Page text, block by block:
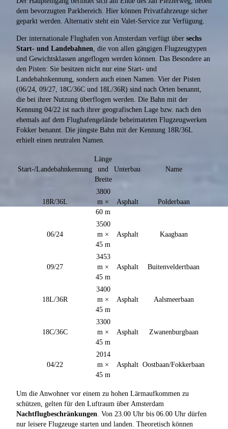
dem bevorzugten Parkbereich. Hier können Privatfahrzeuge sicher
geparkt werden. Alternativ steht ein Valet-Service zur Verfügung.
Der internationale Flughafen von Amsterdam verfügt über sechs
Start- und Landebahnen, die von allen gängigen Flugzeugtypen
und Gewichtsklassen angeflogen werden können. Das Besondere an
den Pisten: Sie besitzen nicht nur eine Start- und
Landebahnkennung, sondern auch einen Namen. Vier der Pisten
(06/24, 09/27, 18C/36C und 18L/36R) sind nach Orten benannt,
die bei ihrer Nutzung überflogen werden. Die Bahn mit der
Kennung 04/22 ist nach ihrer geografischen Lage bzw. nach den
ehemals auf dem Flughafengelände beheimateten Flugzeugwerken
Fokker benannt. Die jüngste Bahn mit der Kennung 18R/36L
erhielt einen neutralen Namen.
Start-/Landebahnkennung
Länge
und
Breite
Unterbau Name
18R/36L
3800
m ×
60 m
Asphalt Polderbaan
06/24
3500
m ×
45 m
Asphalt Kaagbaan
09/27
3453
m ×
45 m
Asphalt Buitenveldertbaan
18L/36R
3400
m ×
45 m
Asphalt Aalsmeerbaan
18C/36C
3300
m ×
45 m
Asphalt Zwanenburgbaan
04/22
2014
m ×
45 m
Asphalt Oostbaan/Fokkerbaan
Um die Anwohner vor einem zu hohen Lärmaufkommen zu
schützen, gelten für den Luftraum über Amsterdam
Nachtflugbeschränkungen. Von 23.00 Uhr bis 06.00 Uhr dürfen
nur leisere Flugzeuge starten und landen. Theoretisch können